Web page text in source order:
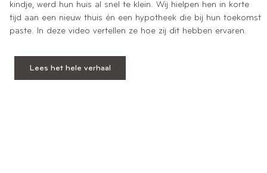
kindje, werd hun huis al snel te klein. Wij hielpen hen in korte
tijd aan een nieuw thuis én een hypotheek die bij hun toekomst
paste. In deze video vertellen ze hoe zij dit hebben ervaren.
Lees het hele verhaal